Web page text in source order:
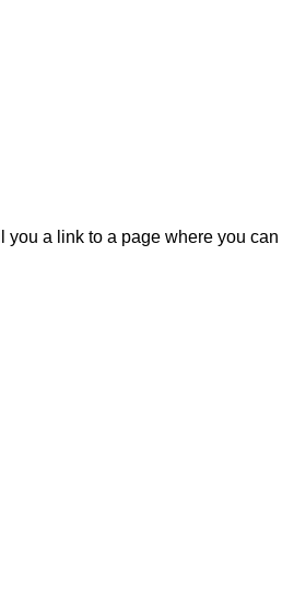
a link to a page where you